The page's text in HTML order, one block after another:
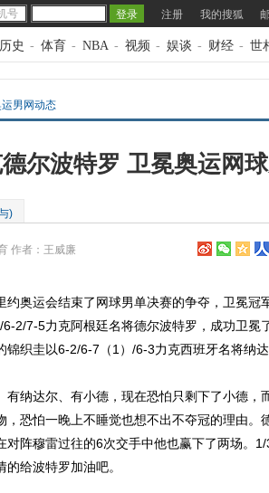
注册 我的搜狐
历史 - 体育 - NBA - 视频 - 娱谈 - 财经 - 世
男网动态
尔波特罗 卫冕奥运网
)
作者：王威廉
奥运会结束了网球男单决赛的争夺，卫冕
2/7-5力克阿根廷名将德尔波特罗，成功卫冕
织圭以6-2/6-7（1）/6-3力克西班牙名将纳达
纳达尔、有小德，现在恐怕只剩下了小德，
，恐怕一晚上不睡觉也想不出不夺冠的理由。
阵穆雷过往的6次交手中他也赢下了两场。1/
给波特罗加油吧。